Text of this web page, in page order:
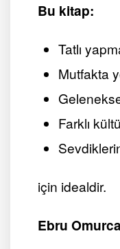
Bu kitap:
Tatlı
Mutfakta
Farklı
için idealdir.
Ebru